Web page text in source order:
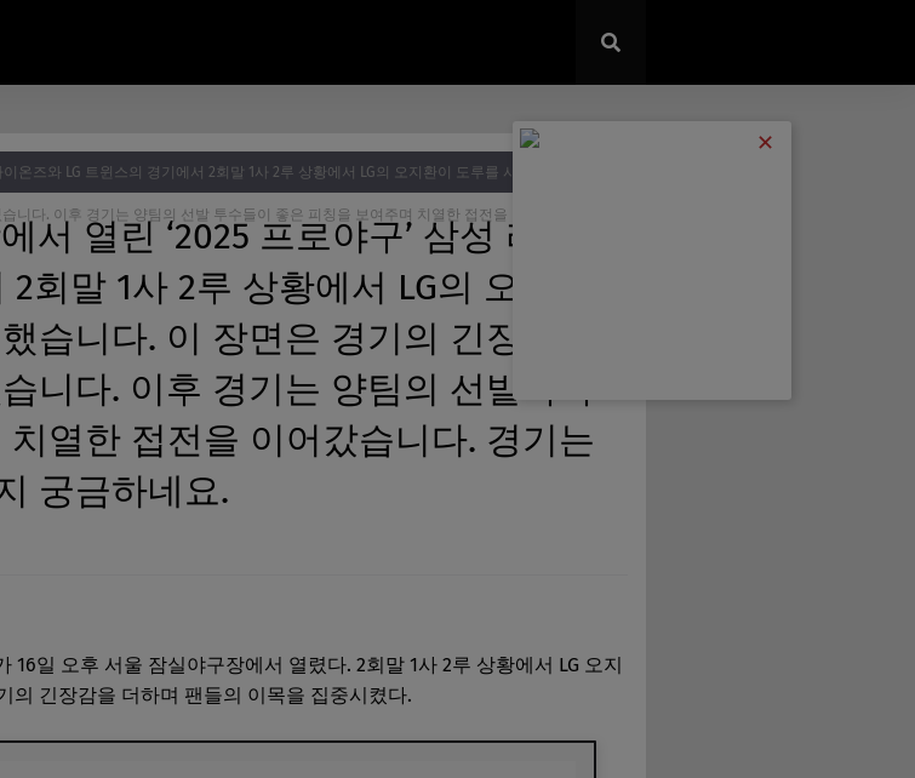
온즈와 LG 트윈스의 경기에서 2회말 1사 2루 상황에서 LG의 오지환이 도루를 시도했으나 실패
니다. 이후 경기는 양팀의 선발 투수들이 좋은 피칭을 보여주며 치열한 접전을 이어갔습니다.
서 열린 ‘2025 프로야구’ 삼성 라이온
회말 1사 2루 상황에서 LG의 오지환
습니다. 이 장면은 경기의 긴장감을
니다. 이후 경기는 양팀의 선발 투수
열한 접전을 이어갔습니다. 경기는
궁금하네요.
16일 오후 서울 잠실야구장에서 열렸다. 2회말 1사 2루 상황에서 LG 오지
의 긴장감을 더하며 팬들의 이목을 집중시켰다.
✕